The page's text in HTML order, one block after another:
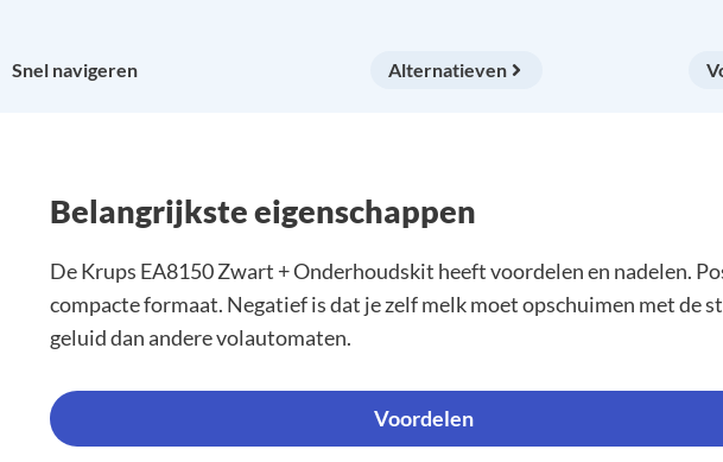
Snel navigeren Alternatieven
Belangrijkste eigenschappen
De Krups EA8150 Zwart + Onderhoudskit heeft voordelen en nadelen.
compacte formaat. Negatief is dat je zelf melk moet opschuimen met de
geluid dan andere volautomaten.
Voordelen